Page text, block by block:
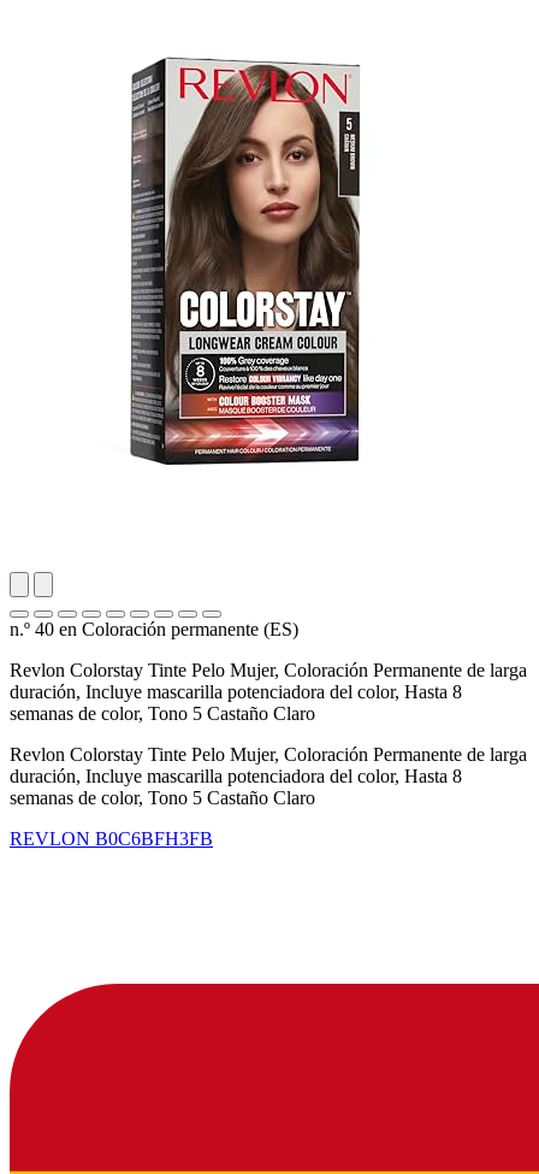
n.º 40 en Coloración permanente (ES)
Revlon Colorstay Tinte Pelo Mujer, Coloración Permanente de larga
duración, Incluye mascarilla potenciadora del color, Hasta 8
semanas de color, Tono 5 Castaño Claro
Revlon Colorstay Tinte Pelo Mujer, Coloración Permanente de larga
duración, Incluye mascarilla potenciadora del color, Hasta 8
semanas de color, Tono 5 Castaño Claro
REVLON B0C6BFH3FB